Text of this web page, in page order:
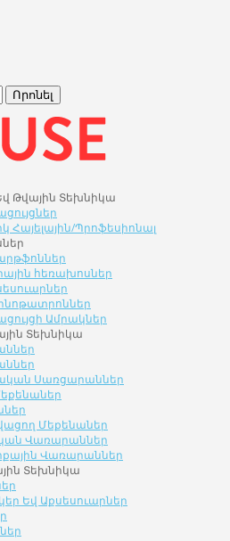
Որոնել
Թվային Տեխնիկա
Հայելային/Պրոֆեսիոնալ
հեռախոսներ
Ամրակներ
Տեխնիկա
Սառցարաններ
Մեքենաներ
Վառարաններ
Վառարաններ
Տեխնիկա
Եվ Աքսեսուարներ